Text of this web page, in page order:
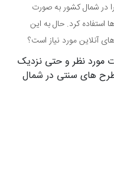
در شمال کشور به صورت
استفاده کرد. حال به این
آنلاین مورد نیاز است؟
مورد نظر و حتی نزدیک
های سنتی در شمال